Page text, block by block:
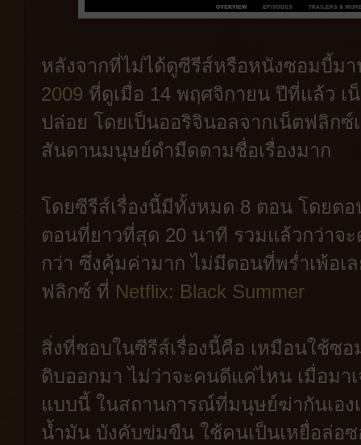
หลังจากที่ไม่ได้ดูซีรีส์หรือหนังซอมบี้ม
2009 ที่ดูเมื่อ 14 พฤศจิกายน ปีที่แล้ว เ
ปล่อย โดยเป็นออริจินอลจากเน็ตฟลิกซ์
สันดานมนุษย์ดำมืดตามชื่อเรื่องมาก
โดยซีรีส์เรื่องนี้มีทั้งหมด 8 ตอน โดยต
ตอนที่ยาวที่สุด 20 นาที รวมแล้วกว่าจ
กว่า ซึ่งคุ้มค่ามาก ไม่มีตอนที่พร่ำเพ้อเ
ฟลิกซ์ ที่ Netflix: Black Summer
สิ่งที่ชอบในซีรีส์เรื่องนี้คือ เหมือนใช้ซ
ดิบออกมา ไม่ว่าจะคนดีแค่ไหน เมื่อมา
แบบนี้ ในสถานการณ์ที่มนุษย์ฆ่ากันเอง
น้ำมัน บังคับข่มขืน ใช้คนเป็นเหยื่อล่อ